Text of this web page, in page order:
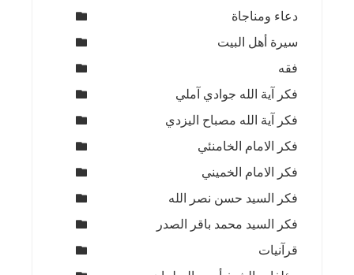
دعاء ومناجاة
سيرة أهل البيت
فقه
فكر آية الله جوادي آملي
فكر آية الله مصباح اليزدي
فكر الامام الخامنئي
فكر الامام الخميني
فكر السيد حسن نصر الله
فكر السيد محمد باقر الصدر
قرآنيات